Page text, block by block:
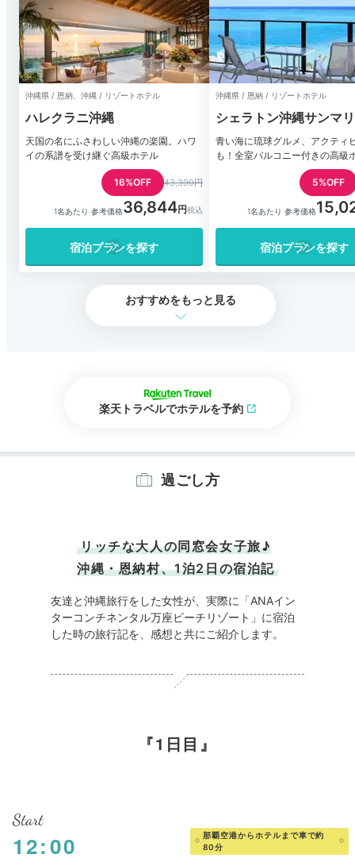
沖縄県 / 恩納、沖縄 / リゾートホテル
ハレクラニ沖縄
天国の名にふさわしい沖縄の楽園。ハワ
イの系譜を受け継ぐ高級ホテル
16%OFF 43,390円
1名あたり 参考価格36,844
宿泊プランを探す
沖縄県 / 恩納 / リゾートホテル
シェラトン沖縄サンマ
ゾート
青い海に琉球グルメ、アクティ
も！全室バルコニー付きの高級
5%OFF
1名あたり 参考価格
宿泊プランを探す
おすすめをもっと見る
楽天トラベルでホテルを予約
過ごし方
リッチな大人の同窓会女子旅♪
沖縄・恩納村、1泊2日の宿泊記
友達と沖縄旅行をした女性が、実際に「ANAイン
ターコンチネンタル万座ビーチリゾート」に宿泊
した時の旅行記を、感想と共にご紹介します。
1日目
Start
12:00
那覇空港からホテルまで車で約
80分